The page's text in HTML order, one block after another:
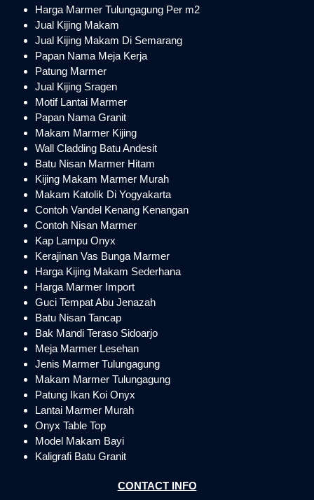
Harga Marmer Tulungagung Per m2
Jual Kijing Makam
Jual Kijing Makam Di Semarang
Papan Nama Meja Kerja
Patung Marmer
Jual Kijing Sragen
Motif Lantai Marmer
Papan Nama Granit
Makam Marmer Kijing
Wall Cladding Batu Andesit
Batu Nisan Marmer Hitam
Kijing Makam Marmer Murah
Makam Katolik Di Yogyakarta
Contoh Vandel Kenang Kenangan
Contoh Nisan Marmer
Kap Lampu Onyx
Kerajinan Vas Bunga Marmer
Harga Kijing Makam Sederhana
Harga Marmer Import
Guci Tempat Abu Jenazah
Batu Nisan Tancap
Bak Mandi Teraso Sidoarjo
Meja Marmer Lesehan
Jenis Marmer Tulungagung
Makam Marmer Tulungagung
Patung Ikan Koi Onyx
Lantai Marmer Murah
Onyx Table Top
Model Makam Bayi
Kaligrafi Batu Granit
CONTACT INFO